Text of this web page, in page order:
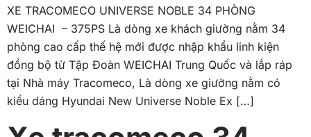
XE TRACOMECO UNIVERSE NOBLE 34 PHÒNG
WEICHAI – 375PS Là dòng xe khách giường nằm 34
phòng cao cấp thế hệ mới được nhập khẩu linh kiện
đồng bộ từ Tập Đoàn WEICHAI Trung Quốc và lắp ráp
tại Nhà máy Tracomeco, Là dòng xe giường nằm có
kiểu dáng Hyundai New Universe Noble Ex […]